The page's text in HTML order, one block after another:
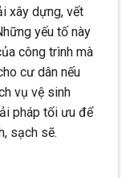
xây dựng, vết
yếu tố này
công trình mà
cư dân nếu
vụ vệ sinh
pháp tối ưu để
sạch sẽ.